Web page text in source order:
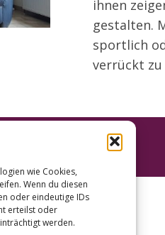
wie Cookies,
Wenn du diesen
oder eindeutige IDs
erteilst oder
werden.
ihnen
gestalten.
sportlich
verrückt zu